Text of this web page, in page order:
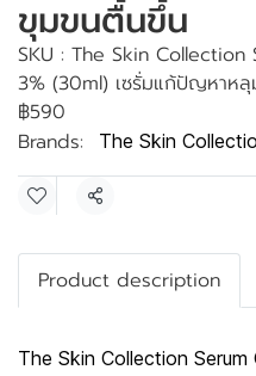
ขุมขนตื้นขึ้น
SKU : The Skin
3% (30ml) เซรั่มแก้ปัญหาห
฿590
Brands:
The Skin
Share
Product description
The Skin Collection